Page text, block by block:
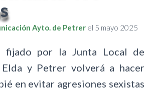
Ayto. de Petrer el 5 mayo 2025
fijado por la Junta Local de
y Petrer volverá a hacer
en evitar agresiones sexistas